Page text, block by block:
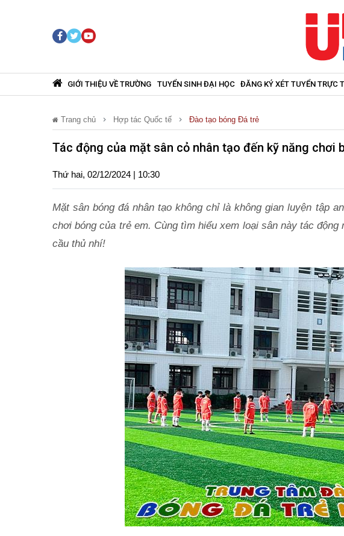
GIỚI THIỆU VỀ TRƯỜNG TUYỂN SINH ĐẠI HỌC ĐĂNG KÝ XÉT TUYỂN TRỰC
Trang chủ Hợp tác Quốc tế Đào tạo bóng Đá trẻ
Tác động của mặt sân cỏ nhân tạo đến kỹ năng chơi
Thứ hai, 02/12/2024 | 10:30
Mặt sân bóng đá nhân tạo không chỉ là không gian luyện tập
chơi bóng của trẻ em. Cùng tìm hiểu xem loại sân này tác
cầu thủ nhí!